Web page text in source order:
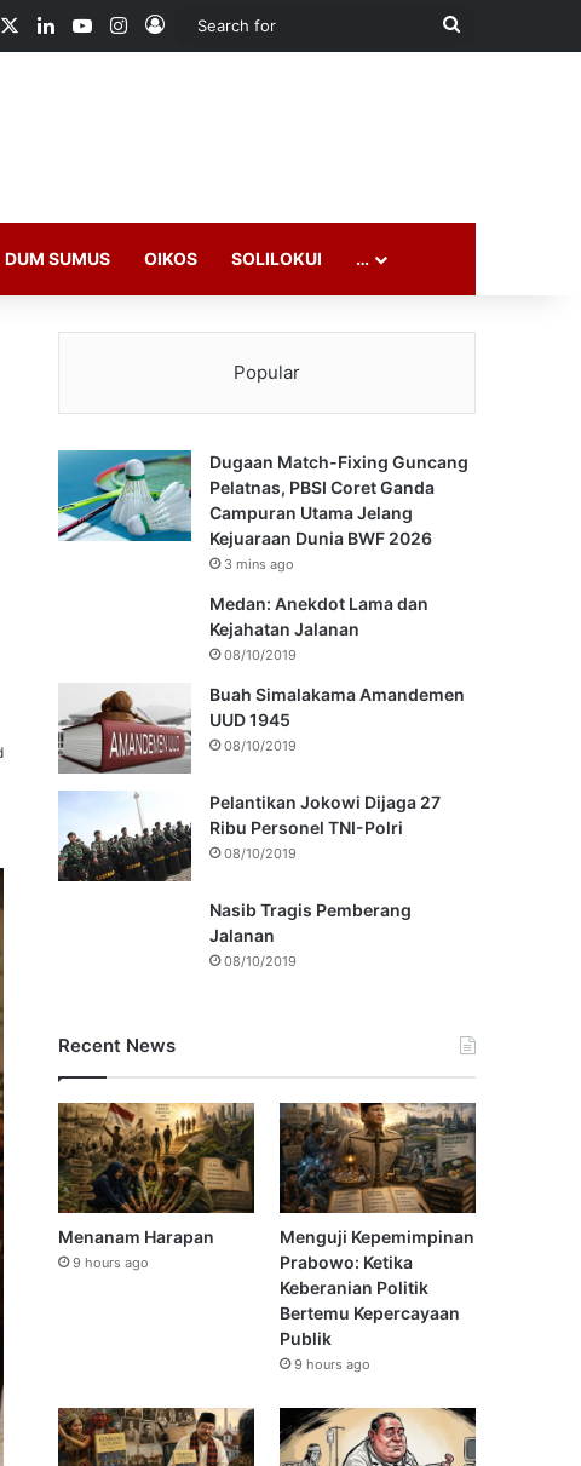
LinkedInYouTubeInstagram
Log In
Search
DUM SUMUS OIKOS SOLILOKUI …
Popular
Dugaan Match-Fixing Guncang
Pelatnas, PBSI Coret Ganda
Campuran Utama Jelang
Kejuaraan Dunia BWF 2026
3 mins ago
Medan: Anekdot Lama dan
Kejahatan Jalanan
08/10/2019
Buah Simalakama Amandemen
UUD 1945
08/10/2019
Pelantikan Jokowi Dijaga 27
Ribu Personel TNI-Polri
08/10/2019
Nasib Tragis Pemberang
Jalanan
08/10/2019
Recent News
Menanam Harapan
9 hours ago
Menguji Kepemimpinan
Prabowo: Ketika
Keberanian Politik
Bertemu Kepercayaan
Publik
9 hours ago